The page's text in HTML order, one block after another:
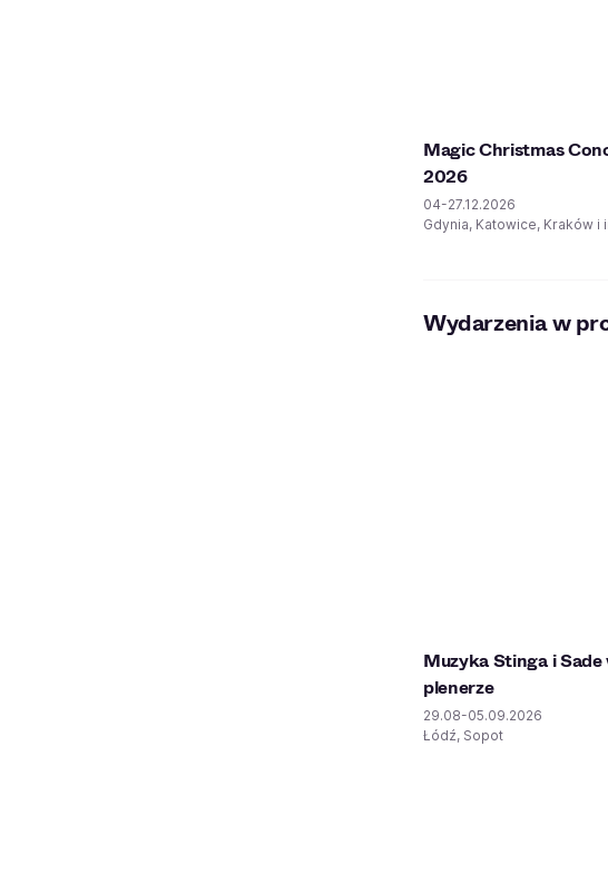
Magic Christmas
2026
04-27.12.2026
Gdynia, Katowice, Kraków i
Wydarzenia w
Muzyka Stinga i Sade
plenerze
29.08-05.09.2026
Łódź, Sopot